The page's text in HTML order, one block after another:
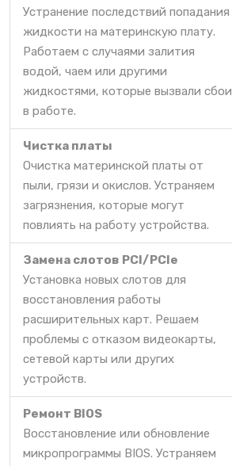
Устранение последствий попадания
жидкости на материнскую плату.
Работаем с случаями залития
водой, чаем или другими
жидкостями, которые вызвали сбои
в работе.
Чистка платы
Очистка материнской платы от
пыли, грязи и окислов. Устраняем
загрязнения, которые могут
повлиять на работу устройства.
Замена слотов PCI/PCIe
Установка новых слотов для
восстановления работы
расширительных карт. Решаем
проблемы с отказом видеокарты,
сетевой карты или других
устройств.
Ремонт BIOS
Восстановление или обновление
микропрограммы BIOS. Устраняем